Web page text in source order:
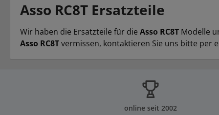
Asso RC8T Ersatzteile
Wir haben die Ersatzteile für die Asso RC8T Modelle
Asso RC8Tvermissen, kontaktieren Sie uns bitte per
online seit 2002